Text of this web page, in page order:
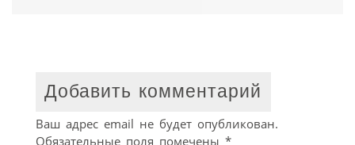
Добавить комментарий
Ваш адрес email не будет опубликован.
Обязательные поля помечены *